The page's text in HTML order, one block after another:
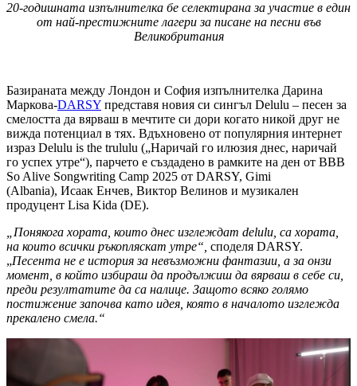
20-годишната изпълнителка бе селектирана за участие в един
от най-престижните лагери за писане на песни във
Великобритания
Базираната между Лондон и София изпълнителка Дарина
Маркова-DARSY представя новия си сингъл Delulu – песен за
смелостта да вярваш в мечтите си дори когато никой друг не
вижда потенциал в тях. Вдъхновено от популярния интернет
израз Delulu is the trululu („Наричай го илюзия днес, наричай
го успех утре“), парчето е създадено в рамките на ден от BBB
So Alive Songwriting Camp 2025 от DARSY, Gimi
(Albania), Исаак Енчев, Виктор Велинов и музикален
продуцент Lisa Kida (DE).
„Понякога хората, които днес изглеждат delulu, са хората,
на които всички ръкопляскат утре“ споделя DARSY.
„Песента не е история за невъзможни фантазии, а за онзи
момент, в който избираш да продължиш да вярваш в себе си,
преди резултатите да са налице. Защото всяко голямо
постижение започва като идея, която в началото изглежда
прекалено смела.“